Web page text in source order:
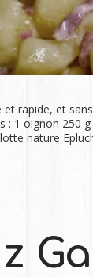
rapide, et
: 1 oignon 250
nature